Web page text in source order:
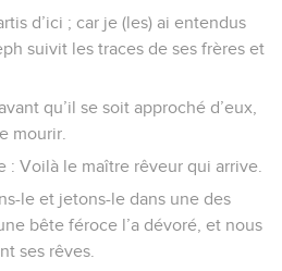
d’ici ; car je (les) ai entendus
suivit les traces de ses frères et
qu’il se soit approché d’eux,
mourir.
: Voilà le maître rêveur qui arrive.
le et jetons-le dans une des
bête féroce l’a dévoré, et nous
ses rêves.